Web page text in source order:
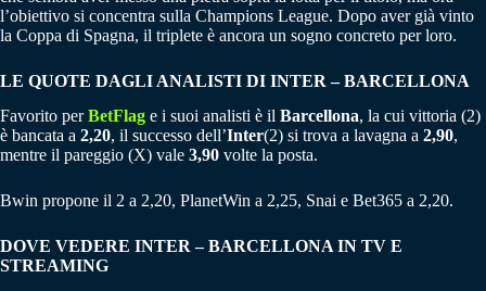
l’obiettivo si concentra sulla Champions League. Dopo aver già vinto
la Coppa di Spagna, il triplete è ancora un sogno concreto per loro.
LE QUOTE DAGLI ANALISTI DI INTER – BARCELLONA
Favorito perBetFlag e i suoi analisti è il Barcellona, la cui vittoria (2)
è bancata a 2,20, il successo dell’Inter(2) si trova a lavagna a 2,90,
mentre il pareggio (X) vale 3,90 volte la posta.
Bwin propone il 2 a 2,20, PlanetWin a 2,25, Snai e Bet365 a 2,20.
DOVE VEDERE INTER – BARCELLONA IN TV E
STREAMING